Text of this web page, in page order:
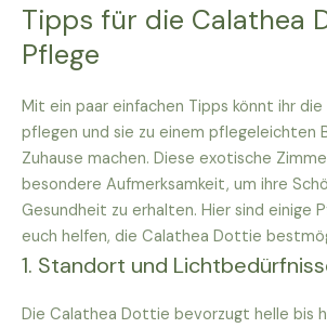
Tipps für die Calathea
Pflege
Mit ein paar einfachen Tipps könnt ihr
pflegen und sie zu einem pflegeleichten
Zuhause machen. Diese exotische
besondere Aufmerksamkeit, um ihre
Gesundheit zu erhalten. Hier sind einige
euch helfen, die Calathea Dottie
1. Standort und
Die Calathea Dottie bevorzugt helle bis